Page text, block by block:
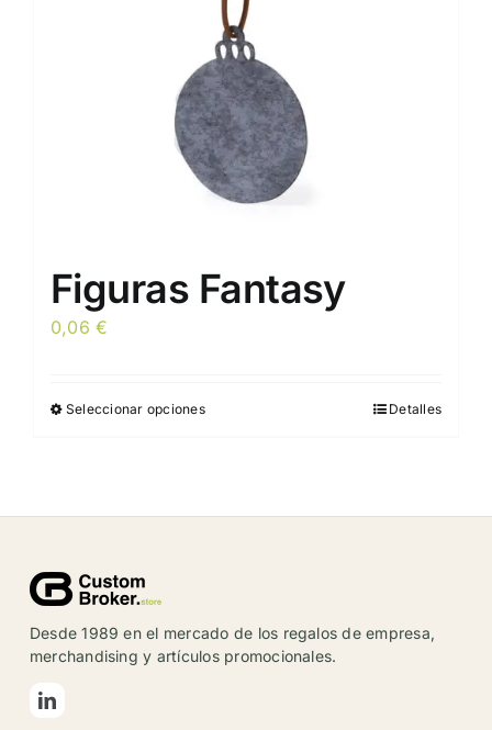
elegir
en
la
página
de
producto
Figuras Fantasy
0,06€
Seleccionar opcionesEste
pueden
Detalles
Desde 1989 en el mercado de los regalos de empresa,
merchandising y artículos promocionales.